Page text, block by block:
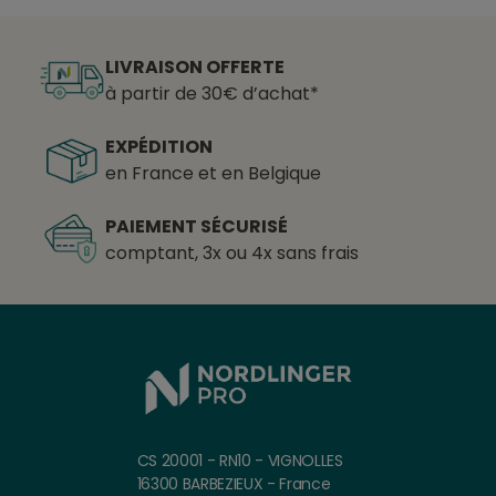
LIVRAISON OFFERTE
à partir de 30€ d’achat*
EXPÉDITION
en France et en Belgique
PAIEMENT SÉCURISÉ
comptant, 3x ou 4x sans frais
CS 20001 - RN10 - VIGNOLLES
16300 BARBEZIEUX - France